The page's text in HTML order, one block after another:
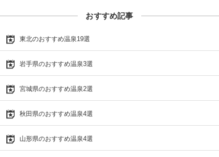
おすすめ記事
東北のおすすめ温泉19選
岩手県のおすすめ温泉3選
宮城県のおすすめ温泉2選
秋田県のおすすめ温泉4選
山形県のおすすめ温泉4選